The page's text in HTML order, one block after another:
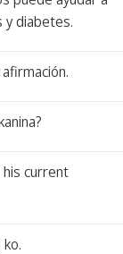
y diabetes.
current